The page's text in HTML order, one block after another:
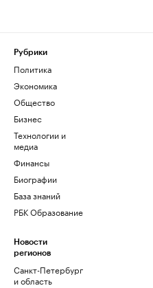
Рубрики
Политика
Экономика
Общество
Бизнес
Технологии и
медиа
Финансы
Биографии
База знаний
РБК Образование
Новости
регионов
Санкт-Петербург
и область